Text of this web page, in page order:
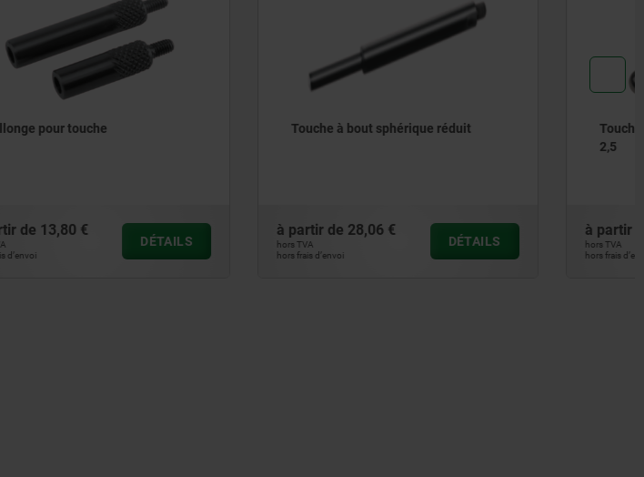
Touche à bout sphérique réduit
à partir de 28,06 €
hors frais d’envoi
DÉTAILS
Touche en acier trempé Filetage M
à partir de 4,40 €
hors frais d’envoi
DÉTAILS